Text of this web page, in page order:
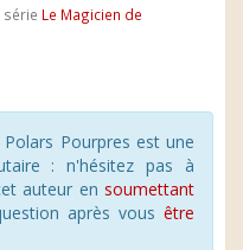
série Le Magicien de
Pourpres est une
: n'hésitez pas à
auteur en soumettant
après vous être